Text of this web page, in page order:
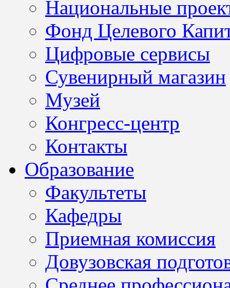
Национальные
Фонд Целевого
Цифровые сервисы
Сувенирный магазин
Музей
Конгресс-центр
Контакты
Образование
Факультеты
Кафедры
Приемная комиссия
Довузовская